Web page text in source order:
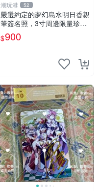
潮玩港 52
嚴選約定的夢幻島水明日香親
筆簽名照，3寸周邊限量珍藏
紙質佳 附卡磚 約定的夢幻島
筆記本 名人照
$900